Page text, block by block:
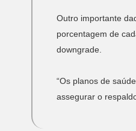
Outro importante
porcentagem de
downgrade.
“Os planos de
assegurar o